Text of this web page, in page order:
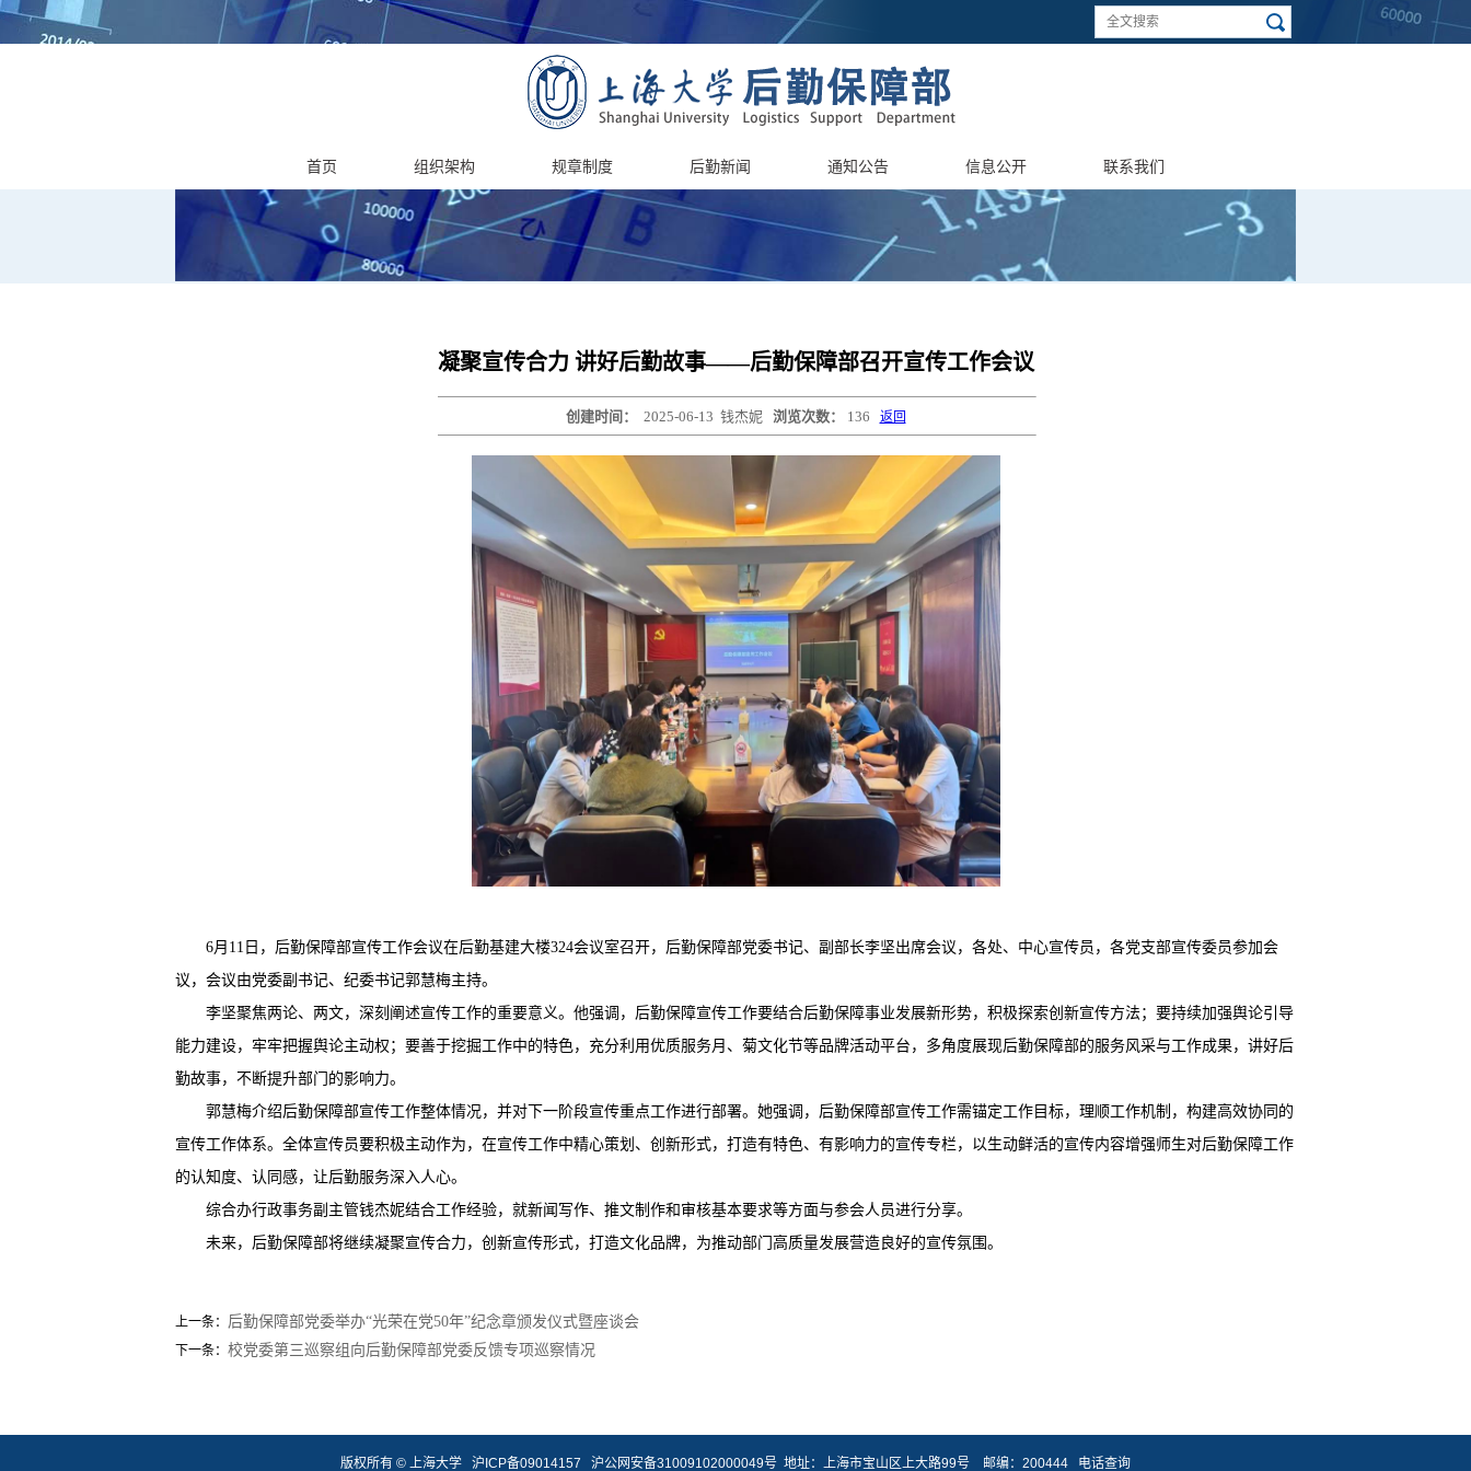
首页 组织架构 规章制度 后勤新闻 通知公告 信息公开 联系我们
凝聚宣传合力 讲好后勤故事——后勤保障部召开宣传工作会议
创建时间： 2025-06-13 钱杰妮 浏览次数： 136 返回
6月11日，后勤保障部宣传工作会议在后勤基建大楼324会议室召开，后勤保障部党委书记、副部长李坚出席会议，各处、中心宣传员，各党支部宣传委员参加会
议，会议由党委副书记、纪委书记郭慧梅主持。
李坚聚焦两论、两文，深刻阐述宣传工作的重要意义。他强调，后勤保障宣传工作要结合后勤保障事业发展新形势，积极探索创新宣传方法；要持续加强舆论引导
能力建设，牢牢把握舆论主动权；要善于挖掘工作中的特色，充分利用优质服务月、菊文化节等品牌活动平台，多角度展现后勤保障部的服务风采与工作成果，讲好后
勤故事，不断提升部门的影响力。
郭慧梅介绍后勤保障部宣传工作整体情况，并对下一阶段宣传重点工作进行部署。她强调，后勤保障部宣传工作需锚定工作目标，理顺工作机制，构建高效协同的
宣传工作体系。全体宣传员要积极主动作为，在宣传工作中精心策划、创新形式，打造有特色、有影响力的宣传专栏，以生动鲜活的宣传内容增强师生对后勤保障工作
的认知度、认同感，让后勤服务深入人心。
综合办行政事务副主管钱杰妮结合工作经验，就新闻写作、推文制作和审核基本要求等方面与参会人员进行分享。
未来，后勤保障部将继续凝聚宣传合力，创新宣传形式，打造文化品牌，为推动部门高质量发展营造良好的宣传氛围。
上一条： 后勤保障部党委举办“光荣在党50年”纪念章颁发仪式暨座谈会
下一条： 校党委第三巡察组向后勤保障部党委反馈专项巡察情况
版权所有 © 上海大学 沪ICP备09014157 沪公网安备31009102000049号 地址：上海市宝山区上大路99号 邮编：200444 电话查询